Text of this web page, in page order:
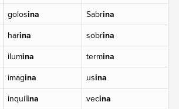
golosina Sabrina
harina sobrina
ilumina termina
imagina usina
inquilina vecina